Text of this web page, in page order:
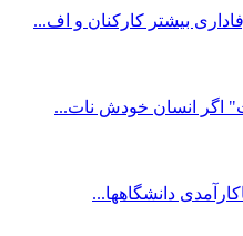
بیشتر کارکنان و اف...
اگر انسان خودش نات...
دانشگاهها...